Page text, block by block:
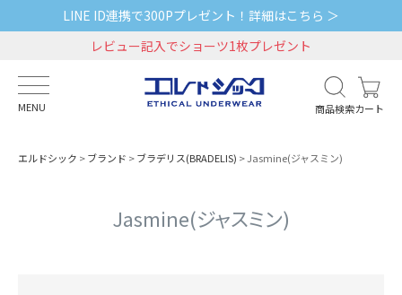
LINE ID連携で300Pプレゼント！詳細はこちら ＞
レビュー記入でショーツ1枚プレゼント
MENU 商品検索カート
エルドシック ブランド ブラデリス(BRADELIS) Jasmine(ジャスミン)
Jasmine(ジャスミン)